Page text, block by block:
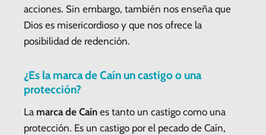
acciones. Sin embargo, también nos enseña que
Dios es misericordioso y que nos ofrece la
posibilidad de redención.
¿Es la marca de Caín un castigo o una
protección?
La marca de Caín es tanto un castigo como una
protección. Es un castigo por el pecado de Caín,